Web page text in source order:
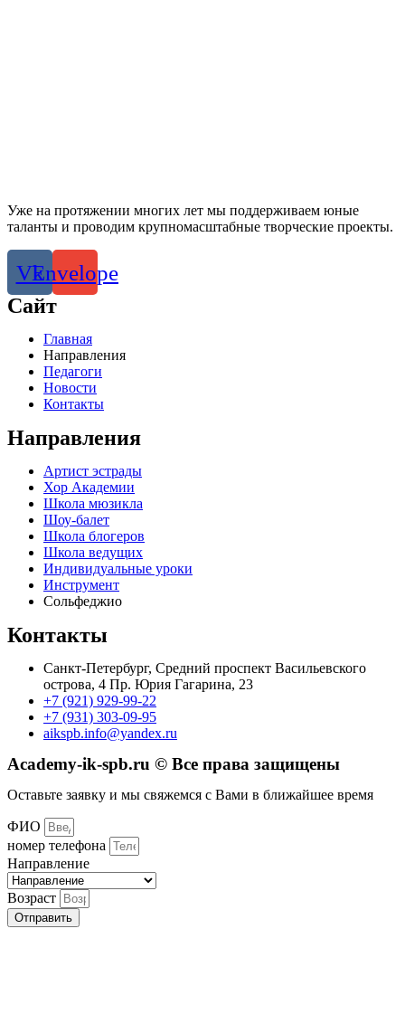
Уже на протяжении многих лет мы поддерживаем юные
таланты и проводим крупномасштабные творческие проекты.
VkEnvelope
Сайт
Главная
Направления
Педагоги
Новости
Контакты
Направления
Артист эстрады
Хор Академии
Школа мюзикла
Шоу-балет
Школа блогеров
Школа ведущих
Индивидуальные уроки
Инструмент
Сольфеджио
Контакты
Санкт-Петербург, Средний проспект Васильевского
острова, 4 Пр. Юрия Гагарина, 23
+7 (921) 929-99-22
+7 (931) 303-09-95
aikspb.info@yandex.ru
Academy-ik-spb.ru © Все права защищены
Оставьте заявку и мы свяжемся с Вами в ближайшее время
ФИО
номер телефона
Направление
Возраст
Отправить